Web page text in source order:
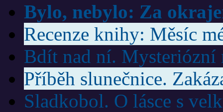
Bylo, nebylo: Za
Recenze knihy: Měsíc
Bdít nad ní. Mysteriózní
Příběh slunečnice.
Sladkobol. O lásce s